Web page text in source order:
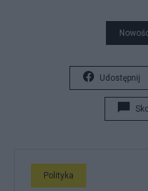
Udostępnij
Polityka